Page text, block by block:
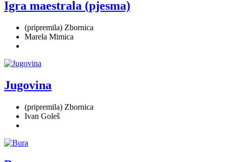
Igra maestrala (pjesma)
(pripremila) Zbornica
Marela Mimica
Jugovina
(pripremila) Zbornica
Ivan Goleš